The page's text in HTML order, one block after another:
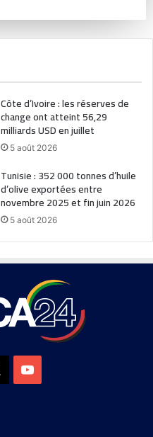
Côte d’Ivoire : les réserves de
change ont atteint 56,29
milliards USD en juillet
5 août 2026
Tunisie : 352 000 tonnes d’huile
d’olive exportées entre
novembre 2025 et fin juin 2026
5 août 2026